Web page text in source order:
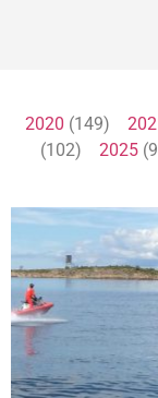
2020 (149)
(102) 2025